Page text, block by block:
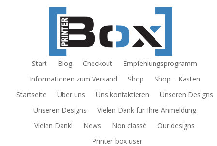
Start Blog Checkout
Empfehlungsprogramm
Informationen zum Versand
Shop
Shop – Kasten
Startseite
Über uns Uns kontaktieren
Unseren Designs
Unseren Designs
Vielen Dank für Ihre Anmeldung
Vielen Dank!
News Non classé
Our designs
Printer-box user